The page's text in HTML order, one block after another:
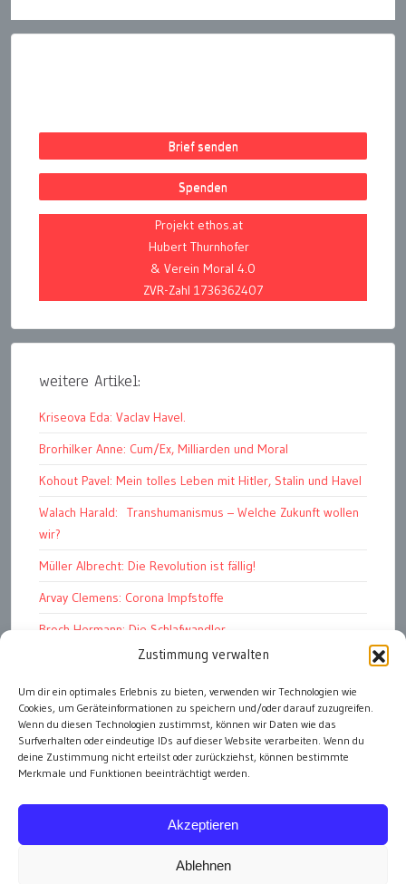
Zustimmung verwalten
Um dir ein optimales Erlebnis zu bieten, verwenden wir Technologien wie
Cookies, um Geräteinformationen zu speichern und/oder darauf zuzugreifen.
Wenn du diesen Technologien zustimmst, können wir Daten wie das
Surfverhalten oder eindeutige IDs auf dieser Website verarbeiten. Wenn du
deine Zustimmung nicht erteilst oder zurückziehst, können bestimmte
Merkmale und Funktionen beeinträchtigt werden.
Akzeptieren
Ablehnen
Brief senden
Spenden
Projekt ethos.at
Hubert Thurnhofer
& Verein Moral 4.0
ZVR-Zahl 1736362407
weitere Artikel:
Kriseova Eda: Vaclav Havel.
Brorhilker Anne: Cum/Ex, Milliarden und Moral
Kohout Pavel: Mein tolles Leben mit Hitler, Stalin und Havel
Walach Harald: Transhumanismus – Welche Zukunft wollen
wir?
Müller Albrecht: Die Revolution ist fällig!
Arvay Clemens: Corona Impfstoffe
Broch Hermann: Die Schlafwandler
Kohout Pavel: Ende der Großen Ferien
Bonelli Raphael: Kopflos
Luczak Andreas: Deutschlands Energiewende
alle Artikel